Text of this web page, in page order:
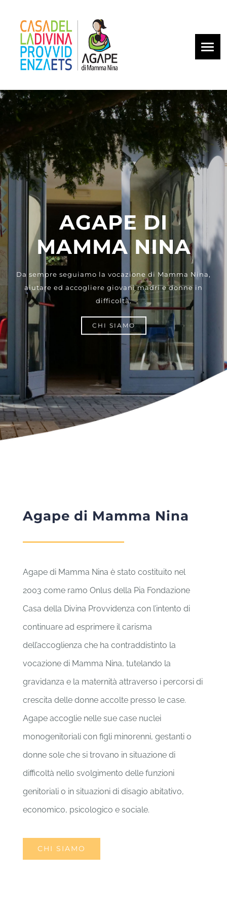
content
AGAPE DI
MAMMA NINA
Da sempre seguiamo la vocazione di Mamma Nina,
aiutare ed accogliere giovani madri e donne in
difficoltà.
CHI SIAMO
Agape di Mamma Nina
Agape di Mamma Nina è stato costituito nel
2003 come ramo Onlus della Pia Fondazione
Casa della Divina Provvidenza con l’intento di
continuare ad esprimere il carisma
dell’accoglienza che ha contraddistinto la
vocazione di Mamma Nina, tutelando la
gravidanza e la maternità attraverso i percorsi di
crescita delle donne accolte presso le case.
Agape accoglie nelle sue case nuclei
monogenitoriali con figli minorenni, gestanti o
donne sole che si trovano in situazione di
difficoltà nello svolgimento delle funzioni
genitoriali o in situazioni di disagio abitativo,
economico, psicologico e sociale.
CHI SIAMO